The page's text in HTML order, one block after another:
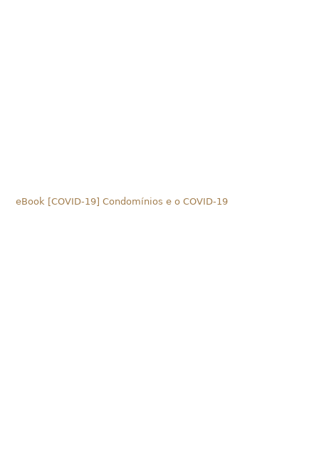
eBook [COVID-19] Condomínios e o COVID-19